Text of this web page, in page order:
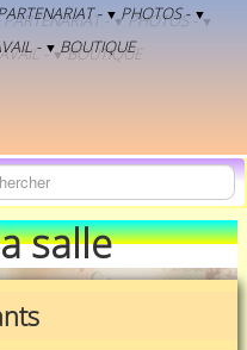
- ▼ PHOTOS - ▼
- ▼ BOUTIQUE
salle